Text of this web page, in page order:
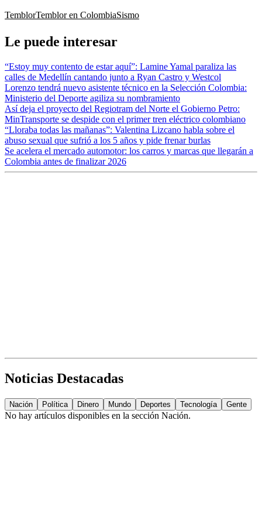
TemblorTemblor en ColombiaSismo
Le puede interesar
“Estoy muy contento de estar aquí”: Lamine Yamal paraliza las
calles de Medellín cantando junto a Ryan Castro y Westcol
Lorenzo tendrá nuevo asistente técnico en la Selección Colombia:
Ministerio del Deporte agiliza su nombramiento
Así deja el proyecto del Regiotram del Norte el Gobierno Petro:
MinTransporte se despide con el primer tren eléctrico colombiano
“Lloraba todas las mañanas”: Valentina Lizcano habla sobre el
abuso sexual que sufrió a los 5 años y pide frenar burlas
Se acelera el mercado automotor: los carros y marcas que llegarán a
Colombia antes de finalizar 2026
Noticias Destacadas
Nación Política Dinero Mundo Deportes Tecnología Gente
No hay artículos disponibles en la sección Nación.